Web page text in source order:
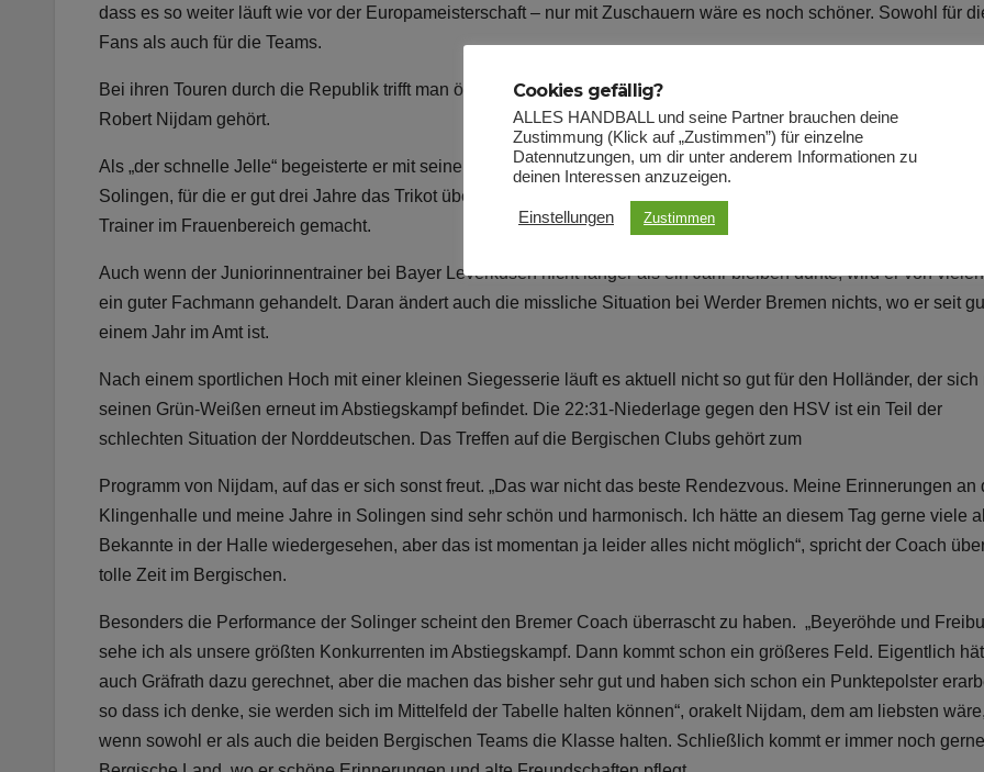
dass es so weiter läuft wie vor der Europameisterschaft – nur mit Zuschauern wäre es noch schöner. Sowohl für
Fans als auch für die Teams.
Bei ihren Touren durch die Republik trifft man öfters auch alte Bekannte aus dem Bergischen Land, zu denen auch
Robert Nijdam gehört.
Als „der schnelle Jelle“ begeisterte er mit seinen schnellen Gegenstoßtreffern Anfang der 00er Jahre die Fans der
Solingen, für die er gut drei Jahre das Trikot überstreifte. Mittlerweile hat sich der Niederländer einen guten Namen
Trainer im Frauenbereich gemacht.
Auch wenn der Juniorinnentrainer bei Bayer Leverkusen nicht länger als ein Jahr bleiben durfte, wird er von
ein guter Fachmann gehandelt. Daran ändert auch die missliche Situation bei Werder Bremen nichts, wo er seit
einem Jahr im Amt ist.
Nach einem sportlichen Hoch mit einer kleinen Siegesserie läuft es aktuell nicht so gut für den Holländer, der sich
seinen Grün-Weißen erneut im Abstiegskampf befindet. Die 22:31-Niederlage gegen den HSV ist ein Teil der
schlechten Situation der Norddeutschen. Das Treffen auf die Bergischen Clubs gehört zum
Programm von Nijdam, auf das er sich sonst freut. „Das war nicht das beste Rendezvous. Meine Erinnerungen an
Klingenhalle und meine Jahre in Solingen sind sehr schön und harmonisch. Ich hätte an diesem Tag gerne viele
Bekannte in der Halle wiedergesehen, aber das ist momentan ja leider alles nicht möglich“, spricht der Coach
tolle Zeit im Bergischen.
Besonders die Performance der Solinger scheint den Bremer Coach überrascht zu haben. „Beyeröhde und
sehe ich als unsere größten Konkurrenten im Abstiegskampf. Dann kommt schon ein größeres Feld. Eigentlich
auch Gräfrath dazu gerechnet, aber die machen das bisher sehr gut und haben sich schon ein Punktepolster
so dass ich denke, sie werden sich im Mittelfeld der Tabelle halten können“, orakelt Nijdam, dem am liebsten wäre,
wenn sowohl er als auch die beiden Bergischen Teams die Klasse halten. Schließlich kommt er immer noch
Cookies gefällig?
ALLES HANDBALL und seine Partner brauchen deine
Zustimmung (Klick auf „Zustimmen”) für einzelne
Datennutzungen, um dir unter anderem Informationen zu
deinen Interessen anzuzeigen.
Einstellungen Zustimmen